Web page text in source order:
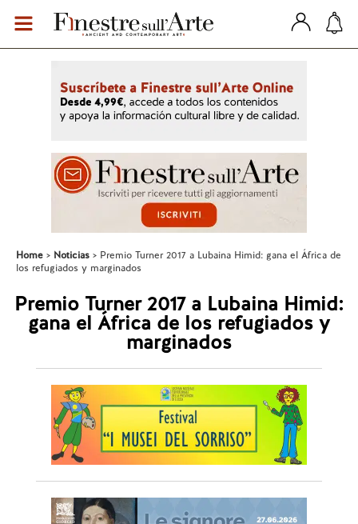
Home Noticias
Premio Turner 2017 a Lubaina Himid: gana el África de
los refugiados y marginados
Premio Turner 2017 a Lubaina Himid:
gana el África de los refugiados y
marginados